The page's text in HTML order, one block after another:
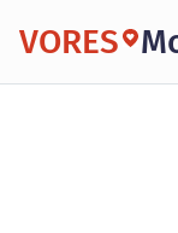
VORES